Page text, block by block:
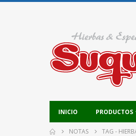
INICIO PRODUCTOS
NOTAS TAG -